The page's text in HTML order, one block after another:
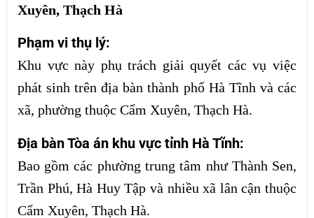
Xuyên, Thạch Hà
Phạm vi thụ lý:
Khu vực này phụ trách giải quyết các vụ việc
phát sinh trên địa bàn thành phố Hà Tĩnh và các
xã, phường thuộc Cẩm Xuyên, Thạch Hà.
Địa bàn Tòa án khu vực tỉnh Hà Tĩnh:
Bao gồm các phường trung tâm như Thành Sen,
Trần Phú, Hà Huy Tập và nhiều xã lân cận thuộc
Cẩm Xuyên, Thạch Hà.